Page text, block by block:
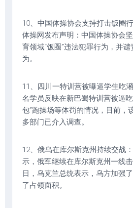
10、中国体操协会支持打击饭圈
体操网发布声明：中国体操协会
育领域“饭圈”违法犯罪行为，并
为。
11、四川一特训营被曝逼学生吃
名学员反映在新巴蜀特训营被逼
包”跑操场等体罚的情况，目前，
多部门已介入调查。
12、俄乌在库尔斯克州持续交战
示，俄军继续在库尔斯克州一线
日，乌克兰总统表示，乌方加强
了占领面积。